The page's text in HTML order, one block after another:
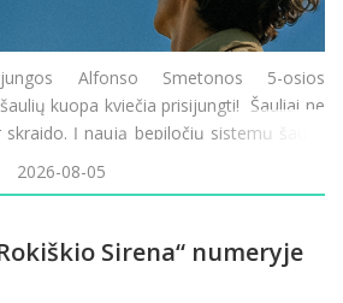
Alfonso Smetonos 5-osios
kuopa kviečia prisijungti! Šauliai ne
Į naują bepiločių sistemų šaulių
visus – ir tuos, kurie tu
2026-08-05
Sirena“ numeryje